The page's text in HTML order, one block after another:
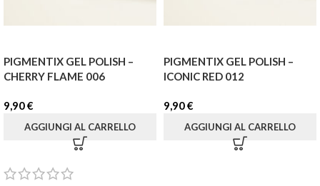
PIGMENTIX GEL POLISH –
CHERRY FLAME 006
9,90€
AGGIUNGI AL CARRELLO
PIGMENTIX GEL POLISH –
ICONIC RED 012
9,90€
AGGIUNGI AL CARRELLO